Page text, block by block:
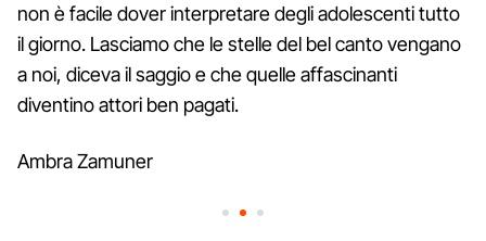
non è facile dover interpretare degli adolescenti tutto
il giorno. Lasciamo che le stelle del bel canto vengano
a noi, diceva il saggio e che quelle affascinanti
diventino attori ben pagati.
Ambra Zamuner